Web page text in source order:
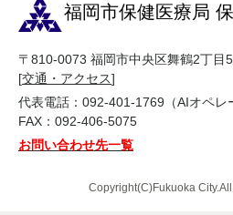
福岡市保健医療局
〒810-0073 福岡市中央区舞鶴2丁目
[交通・アクセス]
代表電話：092-401-1769（AIオペレ
FAX：092-406-5075
お問い合わせ先一覧
Copyright(C)Fukuoka